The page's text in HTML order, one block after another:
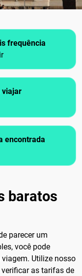
frequência
viajar
encontrada
baratos
parecer um
você pode
Utilize nosso
verificar as tarifas de